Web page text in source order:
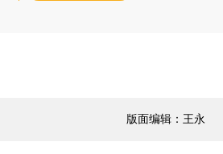
版面编辑：王永